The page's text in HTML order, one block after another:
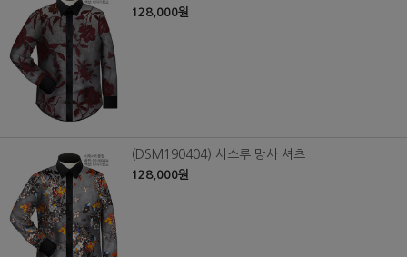
128,000원
(DSM190404) 시스루 망사 셔츠
128,000원